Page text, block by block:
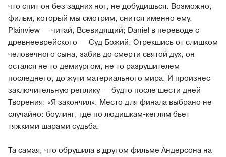
что спит он без задних ног, не добудишься. Возможно,
фильм, который мы смотрим, снится именно ему.
Plainview — читай, Всевидящий; Daniel в переводе с
древнееврейского — Суд Божий. Отрекшись от слишком
человечного сына, забив до смерти святой дух, он
остался не то демиургом, не то разрушителем
последнего, до жути материального мира. И произнес
заключительную реплику — будто после шести дней
Творения: «Я закончил». Место для финала выбрано не
случайно: боулинг, где по людишкам-кеглям бьет
тяжкими шарами судьба.
Та самая, что обрушила в другом фильме Андерсона на